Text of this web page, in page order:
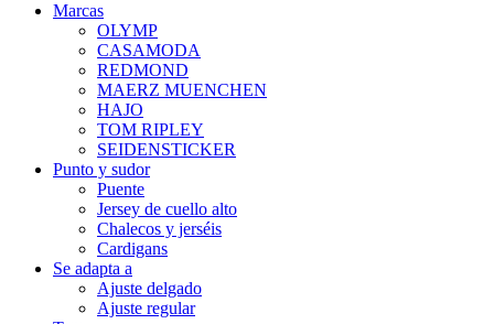
Marcas
OLYMP
CASAMODA
REDMOND
MAERZ MUENCHEN
HAJO
TOM RIPLEY
SEIDENSTICKER
Punto y sudor
Puente
Jersey de cuello alto
Chalecos y jerséis
Cardigans
Se adapta a
Ajuste delgado
Ajuste regular